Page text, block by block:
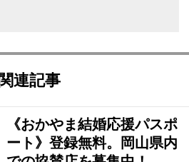
関連記事
《おかやま結婚応援パスポ
ート》登録無料。岡山県内